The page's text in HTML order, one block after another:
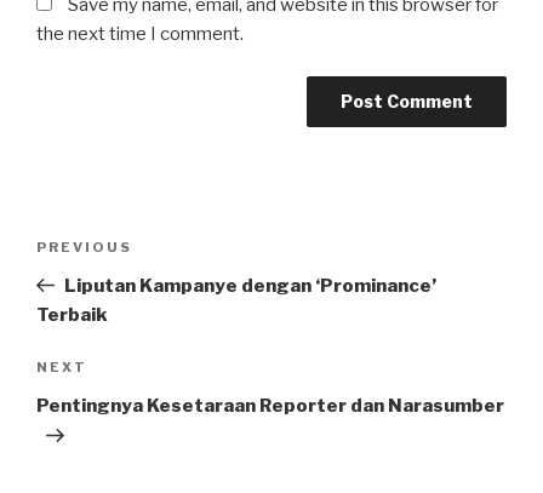
Save my name, email, and website in this browser for
the next time I comment.
Previous
Post
PREVIOUS
Liputan Kampanye dengan ‘Prominance’
Terbaik
Next
Post
NEXT
Pentingnya Kesetaraan Reporter dan Narasumber